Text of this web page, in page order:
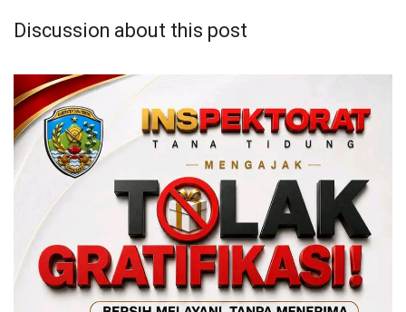
Discussion about this post